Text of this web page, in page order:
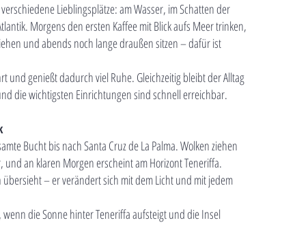
Lieblingsplätze: am Wasser, im Schatten der
Morgens den ersten Kaffee mit Blick aufs Meer trinken,
und abends noch lange draußen sitzen – dafür ist
und genießt dadurch viel Ruhe. Gleichzeitig bleibt der Alltag
die wichtigsten Einrichtungen sind schnell erreichbar.
Bucht bis nach Santa Cruz de La Palma. Wolken ziehen
an klaren Morgen erscheint am Horizont Teneriffa.
– er verändert sich mit dem Licht und mit jedem
die Sonne hinter Teneriffa aufsteigt und die Insel